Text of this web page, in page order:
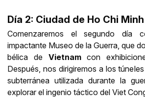
Día 2: Ciudad de Ho Chi Minh
Comenzaremos el segundo día
impactante Museo de la Guerra, que
bélica de Vietnamcon
Después, nos dirigiremos a los
subterránea utilizada durante la
explorar el ingenio táctico del Viet